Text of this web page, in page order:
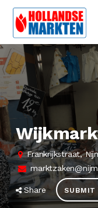
Frankrijkstraat,
Share SUBMIT